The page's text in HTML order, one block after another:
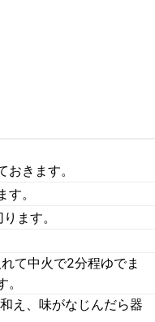
きます。
。
ます。
て中火で2分程ゆでま
え、味がなじんだら器